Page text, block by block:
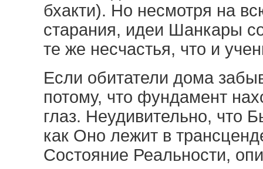
бхакти). Но несмотря на
старания, идеи Шанкары
те же несчастья, что и
Если обитатели дома
потому, что фундамент
глаз. Неудивительно, что
как Оно лежит в
Состояние Реальности,